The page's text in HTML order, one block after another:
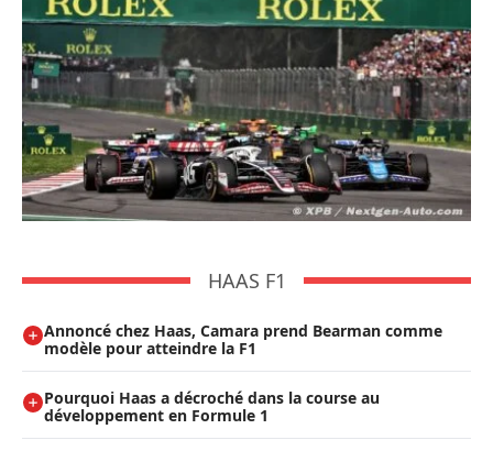
HAAS F1
Annoncé chez Haas, Camara prend Bearman comme
modèle pour atteindre la F1
Pourquoi Haas a décroché dans la course au
développement en Formule 1